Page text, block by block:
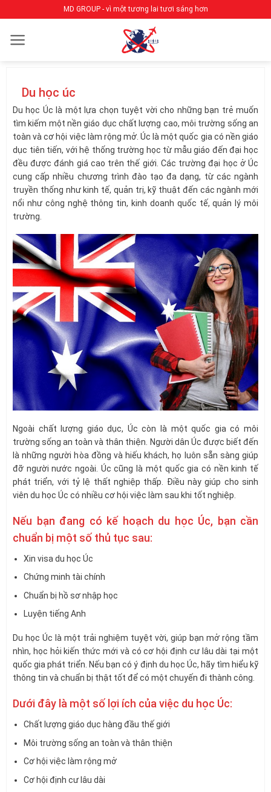
qua
nội
MD GROUP - vì một tương lai tươi sáng hơn
Du học úc
Du học Úc là một lựa chọn tuyệt vời cho những bạn trẻ muốn
tìm kiếm một nền giáo dục chất lượng cao, môi trường sống an
toàn và cơ hội việc làm rộng mở. Úc là một quốc gia có nền giáo
dục tiên tiến, với hệ thống trường học từ mẫu giáo đến đại học
đều được đánh giá cao trên thế giới. Các trường đại học ở Úc
cung cấp nhiều chương trình đào tạo đa dạng, từ các ngành
truyền thống như kinh tế, quản trị, kỹ thuật đến các ngành mới
nổi như công nghệ thông tin, kinh doanh quốc tế, quản lý môi
trường.
Ngoài chất lượng giáo dục, Úc còn là một quốc gia có môi
trường sống an toàn và thân thiện. Người dân Úc được biết đến
là những người hòa đồng và hiếu khách, họ luôn sẵn sàng giúp
đỡ người nước ngoài. Úc cũng là một quốc gia có nền kinh tế
phát triển, với tỷ lệ thất nghiệp thấp. Điều này giúp cho sinh
viên du học Úc có nhiều cơ hội việc làm sau khi tốt nghiệp.
Nếu bạn đang có kế hoạch du học Úc, bạn cần
chuẩn bị một số thủ tục sau:
Xin visa du học Úc
Chứng minh tài chính
Chuẩn bị hồ sơ nhập học
Luyện tiếng Anh
Du học Úc là một trải nghiệm tuyệt vời, giúp bạn mở rộng tầm
nhìn, học hỏi kiến thức mới và có cơ hội định cư lâu dài tại một
quốc gia phát triển. Nếu bạn có ý định du học Úc, hãy tìm hiểu kỹ
thông tin và chuẩn bị thật tốt để có một chuyến đi thành công.
Dưới đây là một số lợi ích của việc du học Úc:
Chất lượng giáo dục hàng đầu thế giới
Môi trường sống an toàn và thân thiện
Cơ hội việc làm rộng mở
Cơ hội định cư lâu dài